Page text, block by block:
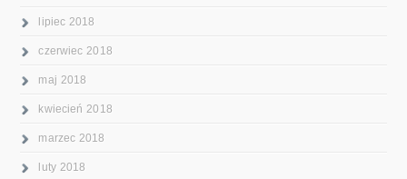
lipiec 2018
czerwiec 2018
maj 2018
kwiecień 2018
marzec 2018
luty 2018